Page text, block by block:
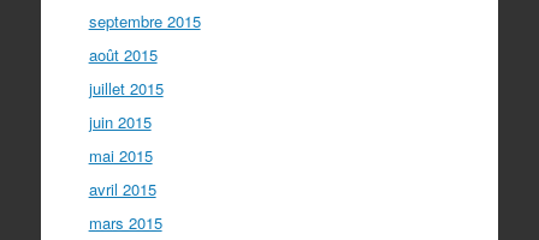
septembre 2015
août 2015
juillet 2015
juin 2015
mai 2015
avril 2015
mars 2015